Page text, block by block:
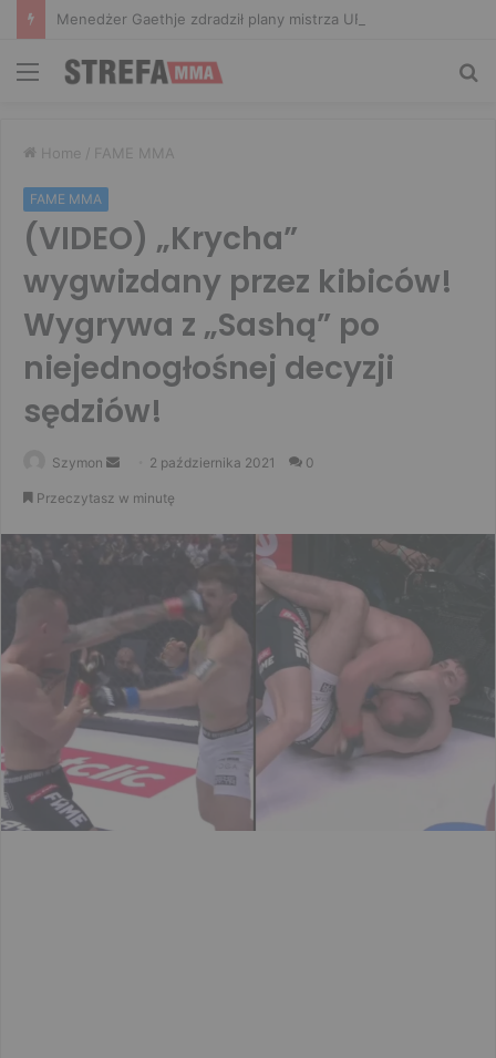
Menu
Home / FAME MMA
FAME MMA
(VIDEO) „Krycha”
wygwizdany przez kibiców!
Wygrywa z „Sashą” po
niejednogłośnej decyzji
sędziów!
Szymon
Send 2 października 2021 0
Przeczytasz w minutę